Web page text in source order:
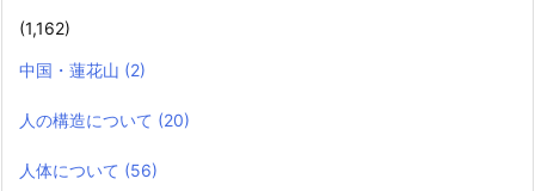
(1,162)
中国・蓮花山 (2)
人の構造について (20)
人体について (56)